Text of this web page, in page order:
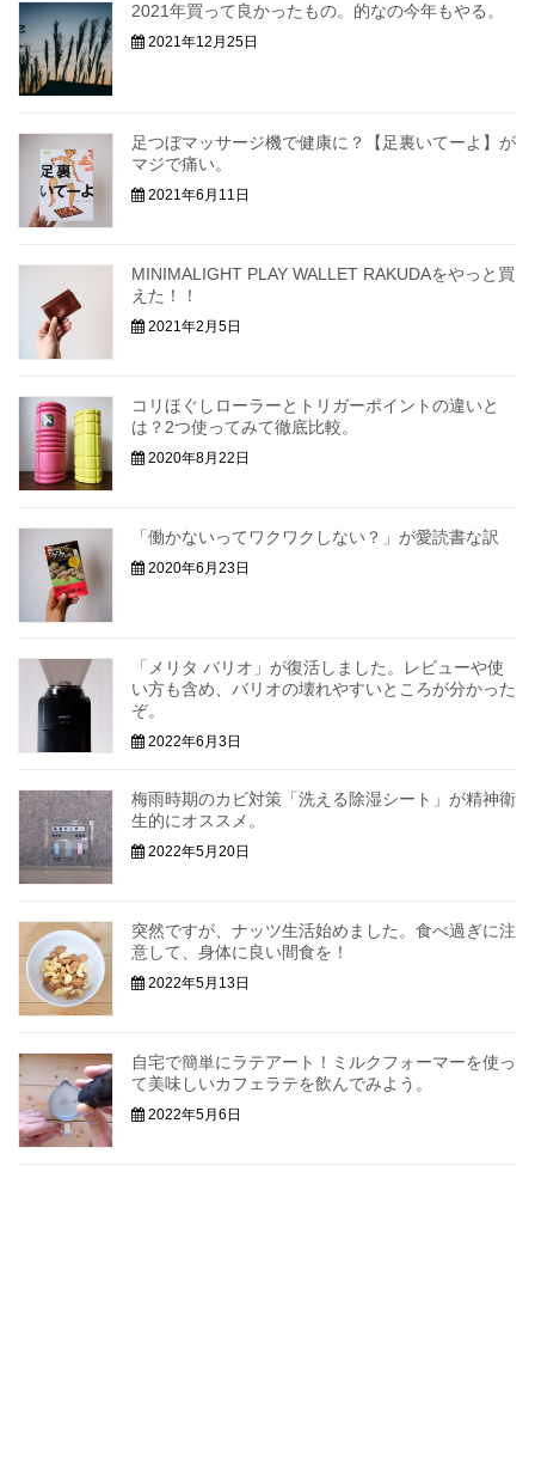
2021年買って良かったもの。的なの今年もやる。
2021年12月25日
足つぼマッサージ機で健康に？【足裏いてーよ】が
マジで痛い。
2021年6月11日
MINIMALIGHT PLAY WALLET RAKUDAをやっと買
えた！！
2021年2月5日
コリほぐしローラーとトリガーポイントの違いと
は？2つ使ってみて徹底比較。
2020年8月22日
「働かないってワクワクしない？」が愛読書な訳
2020年6月23日
「メリタ バリオ」が復活しました。レビューや使
い方も含め、バリオの壊れやすいところが分かった
ぞ。
2022年6月3日
梅雨時期のカビ対策「洗える除湿シート」が精神衛
生的にオススメ。
2022年5月20日
突然ですが、ナッツ生活始めました。食べ過ぎに注
意して、身体に良い間食を！
2022年5月13日
自宅で簡単にラテアート！ミルクフォーマーを使っ
て美味しいカフェラテを飲んでみよう。
2022年5月6日